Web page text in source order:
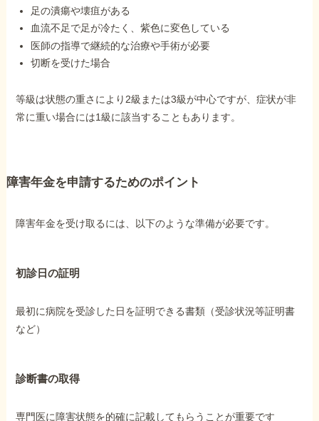
足の潰瘍や壊疽がある
血流不足で足が冷たく、紫色に変色している
医師の指導で継続的な治療や手術が必要
切断を受けた場合
等級は状態の重さにより2級または3級が中心ですが、症状が非
常に重い場合には1級に該当することもあります。
障害年金を申請するためのポイント
障害年金を受け取るには、以下のような準備が必要です。
初診日の証明
最初に病院を受診した日を証明できる書類（受診状況等証明書
など）
診断書の取得
専門医に障害状態を的確に記載してもらうことが重要です